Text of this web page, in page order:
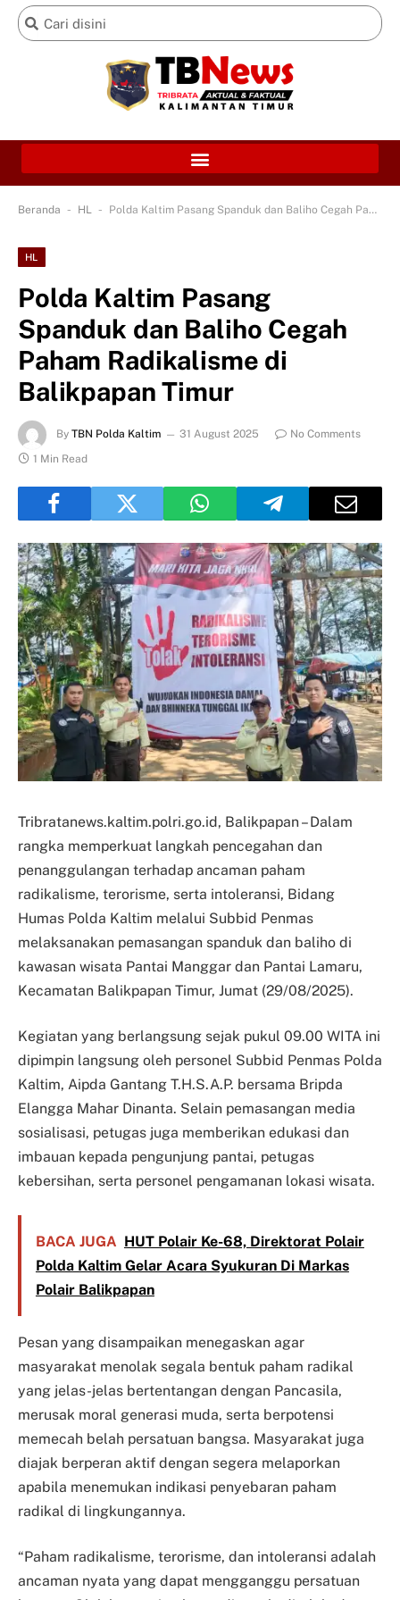
Beranda - HL - Polda Kaltim Pasang Spanduk dan Baliho Cegah Paham Radikalisme di Balikpapan Timur
HL
Polda Kaltim Pasang
Spanduk dan Baliho Cegah
Paham Radikalisme di
Balikpapan Timur
By TBN Polda Kaltim 31 August 2025
No Comments
1 Min Read
Tribratanews.kaltim.polri.go.id, Balikpapan – Dalam
rangka memperkuat langkah pencegahan dan
penanggulangan terhadap ancaman paham
radikalisme, terorisme, serta intoleransi, Bidang
Humas Polda Kaltim melalui Subbid Penmas
melaksanakan pemasangan spanduk dan baliho di
kawasan wisata Pantai Manggar dan Pantai Lamaru,
Kecamatan Balikpapan Timur, Jumat (29/08/2025).
Kegiatan yang berlangsung sejak pukul 09.00 WITA ini
dipimpin langsung oleh personel Subbid Penmas Polda
Kaltim, Aipda Gantang T.H.S.A.P. bersama Bripda
Elangga Mahar Dinanta. Selain pemasangan media
sosialisasi, petugas juga memberikan edukasi dan
imbauan kepada pengunjung pantai, petugas
kebersihan, serta personel pengamanan lokasi wisata.
BACA JUGA HUT Polair Ke-68, Direktorat Polair
Polda Kaltim Gelar Acara Syukuran Di Markas
Polair Balikpapan
Pesan yang disampaikan menegaskan agar
masyarakat menolak segala bentuk paham radikal
yang jelas-jelas bertentangan dengan Pancasila,
merusak moral generasi muda, serta berpotensi
memecah belah persatuan bangsa. Masyarakat juga
diajak berperan aktif dengan segera melaporkan
apabila menemukan indikasi penyebaran paham
radikal di lingkungannya.
“Paham radikalisme, terorisme, dan intoleransi adalah
ancaman nyata yang dapat mengganggu persatuan